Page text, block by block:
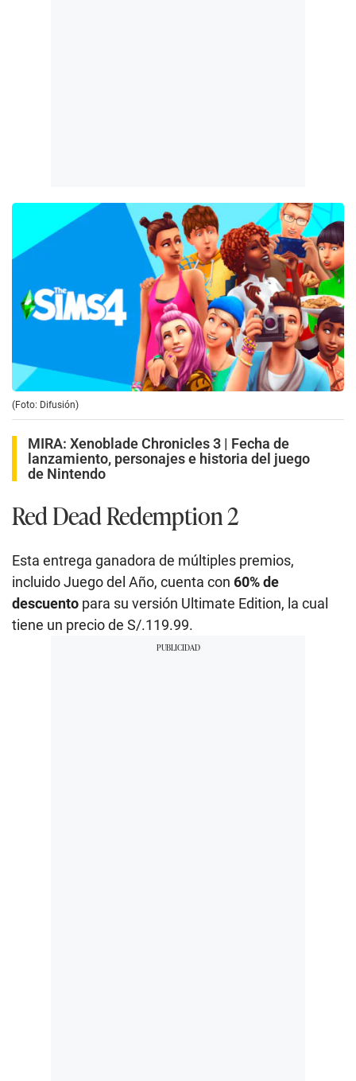
(Foto: Difusión)
MIRA: Xenoblade Chronicles 3 | Fecha de
lanzamiento, personajes e historia del juego
de Nintendo
Red Dead Redemption 2
Esta entrega ganadora de múltiples premios,
incluido Juego del Año, cuenta con 60% de
descuento para su versión Ultimate Edition, la cual
tiene un precio de S/.119.99.